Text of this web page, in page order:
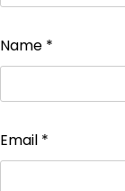
Name *
Email *